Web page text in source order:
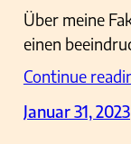
Über meine
einen
Continue
Januar 31, 2023